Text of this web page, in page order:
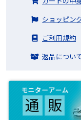
ショッピン
ご利用規約
返品につい